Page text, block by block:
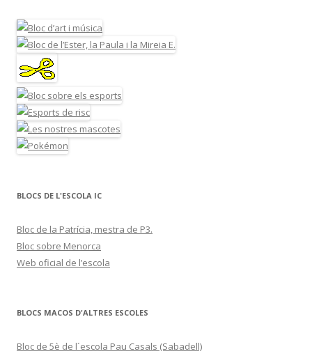
BLOCS DE L'ESCOLA IC
Bloc de la Patrícia, mestra de P3.
Bloc sobre Menorca
Web oficial de l’escola
BLOCS MACOS D'ALTRES ESCOLES
Bloc de 5è de l´escola Pau Casals (Sabadell)